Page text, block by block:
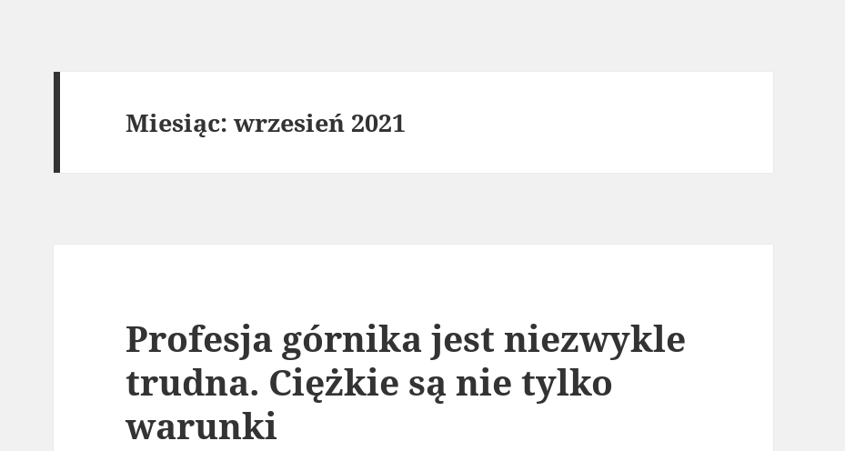
Miesiąc:wrzesień 2021
Profesja górnika jest niezwykle
trudna. Ciężkie są nie tylko
warunki